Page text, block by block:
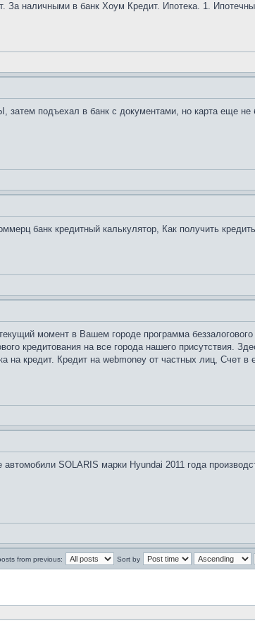
За наличными в банк Хоум Кредит. Ипотека. 1.
подъехал в банк с документами, но карта еще не
банк кредитный калькулятор, Как получить
момент в Вашем городе программа
кредитования на все города нашего присутствия.
на кредит. Кредит на webmoney от частных лиц, Счет
SOLARIS марки Hyundai 2011 года
from previous: Sort by